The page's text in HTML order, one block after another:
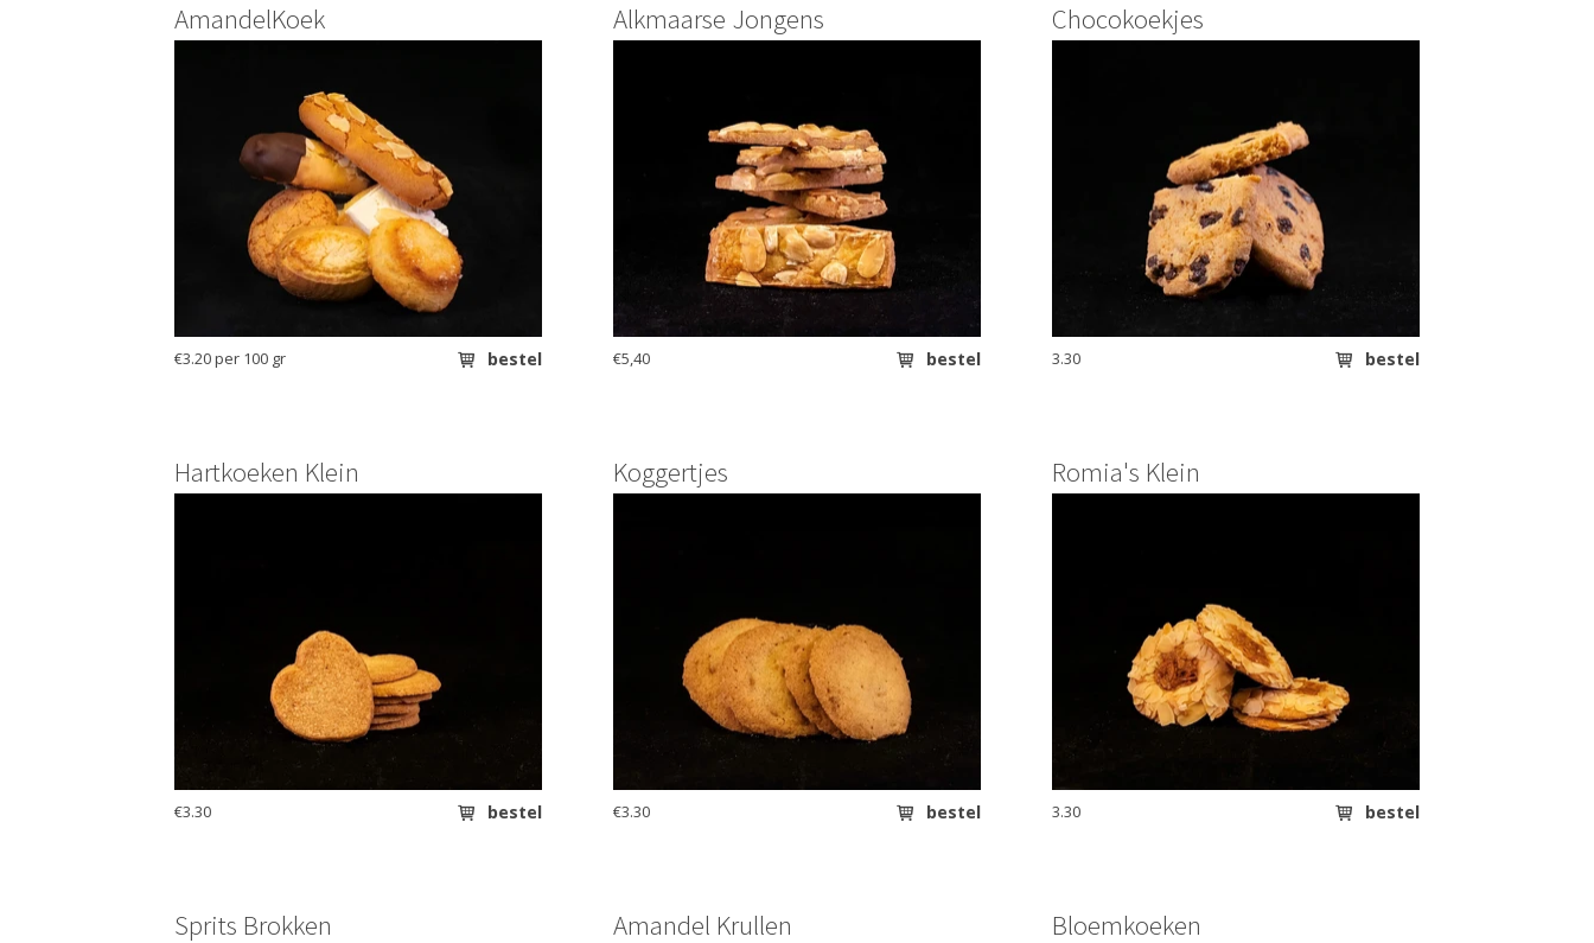
AmandelKoek
€3.20 per 100 gr bestel
Alkmaarse Jongens
€5,40 bestel
Chocokoekjes
3.30 bestel
Hartkoeken Klein
€3.30 bestel
Koggertjes
€3.30 bestel
Romia's Klein
3.30 bestel
Sprits Brokken Amandel Krullen Bloemkoeken